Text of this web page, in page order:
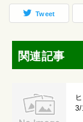
Tweet
関連記事
3/